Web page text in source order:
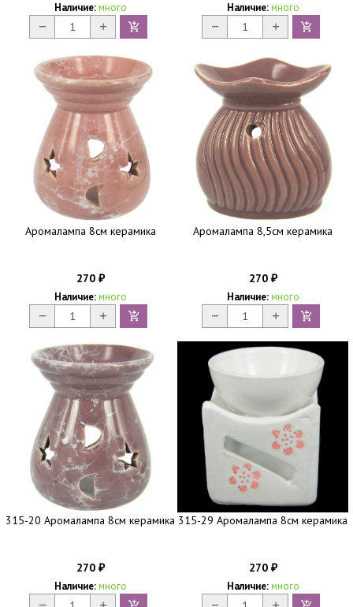
Наличие: много Наличие: много
Аромалампа 8см керамика
270 ₽
Наличие: много
Аромалампа 8,5см керамика
270 ₽
Наличие: много
315-20 Аромалампа 8см керамика
270 ₽
Наличие: много
315-29 Аромалампа 8см керамика
270 ₽
Наличие: много